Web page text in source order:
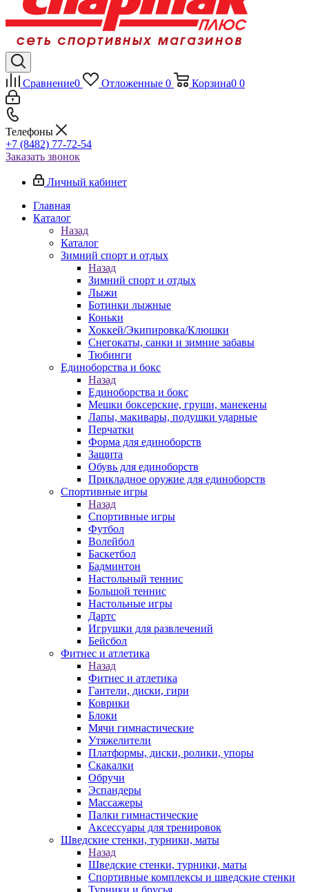
Сравнение0 Отложенные 0 Корзина0 0
Телефоны
+7 (8482) 77-72-54
Заказать звонок
Личный кабинет
Главная
Каталог
Назад
Каталог
Зимний спорт и отдых
Назад
Зимний спорт и отдых
Лыжи
Ботинки лыжные
Коньки
Хоккей/Экипировка/Клюшки
Снегокаты, санки и зимние забавы
Тюбинги
Единоборства и бокс
Назад
Единоборства и бокс
Мешки боксерские, груши, манекены
Лапы, макивары, подушки ударные
Перчатки
Форма для единоборств
Защита
Обувь для единоборств
Прикладное оружие для единоборств
Спортивные игры
Назад
Спортивные игры
Футбол
Волейбол
Баскетбол
Бадминтон
Настольный теннис
Большой теннис
Настольные игры
Дартс
Игрушки для развлечений
Бейсбол
Фитнес и атлетика
Назад
Фитнес и атлетика
Гантели, диски, гири
Коврики
Блоки
Мячи гимнастические
Утяжелители
Платформы, диски, ролики, упоры
Скакалки
Обручи
Эспандеры
Массажеры
Палки гимнастические
Аксессуары для тренировок
Шведские стенки, турники, маты
Назад
Шведские стенки, турники, маты
Спортивные комплексы и шведские стенки
Турники и брусья